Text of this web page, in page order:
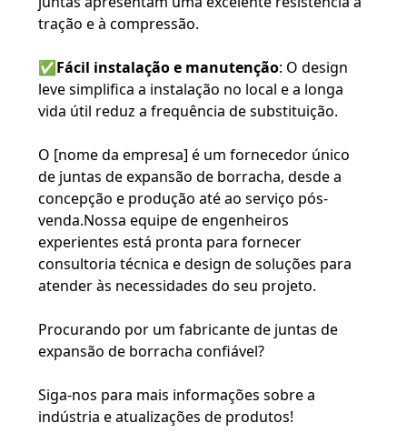
tração e à compressão.
✅Fácil instalação e manutenção: O design
leve simplifica a instalação no local e a longa
vida útil reduz a frequência de substituição.
O [nome da empresa] é um fornecedor único
de juntas de expansão de borracha, desde a
concepção e produção até ao serviço pós-
venda.Nossa equipe de engenheiros
experientes está pronta para fornecer
consultoria técnica e design de soluções para
atender às necessidades do seu projeto.
Procurando por um fabricante de juntas de
expansão de borracha confiável?
Siga-nos para mais informações sobre a
indústria e atualizações de produtos!